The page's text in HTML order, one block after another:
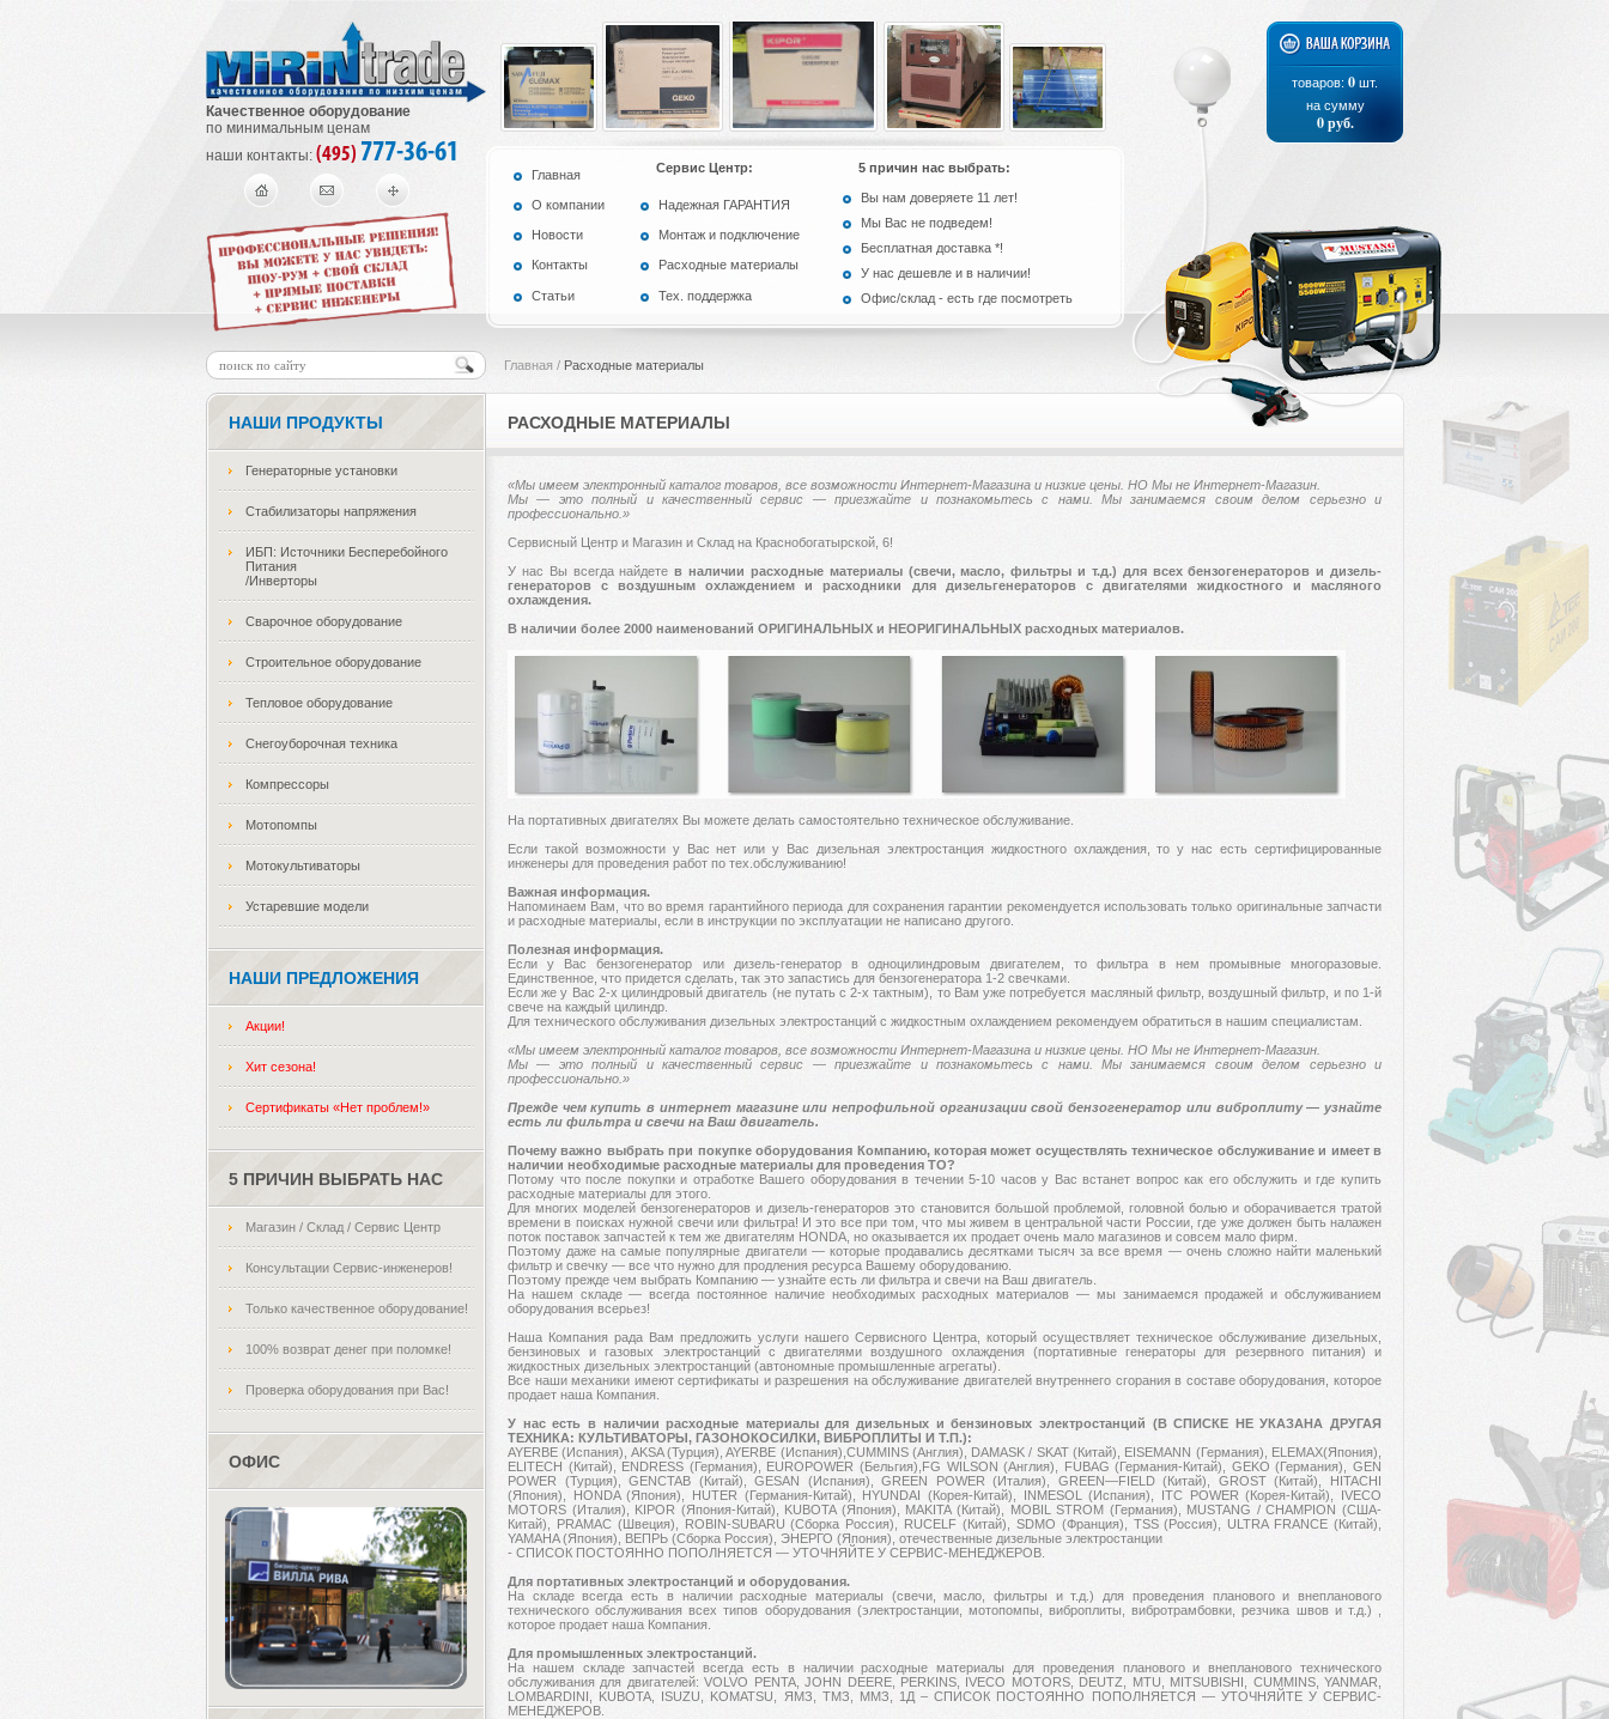
Качественное оборудование
по минимальным ценам
наши контакты: (495) 777-36-61
Главная
О компании
Новости
Контакты
Статьи
Сервис Центр:
Надежная ГАРАНТИЯ
Монтаж и подключение
Расходные материалы
Тех. поддержка
5 причин нас выбрать:
Вы нам доверяете 11 лет!
Мы Вас не подведем!
Бесплатная доставка *!
У нас дешевле и в наличии!
Офис/склад - есть где посмотреть
товаров: 0 шт.
на сумму
0руб.
Главная / Расходные материалы
НАШИ ПРОДУКТЫ
Генераторные установки
Стабилизаторы напряжения
ИБП: Источники Бесперебойного
Питания
/Инверторы
Сварочное оборудование
Строительное оборудование
Тепловое оборудование
Снегоуборочная техника
Компрессоры
Мотопомпы
Мотокультиваторы
Устаревшие модели
НАШИ ПРЕДЛОЖЕНИЯ
Акции!
Хит сезона!
Сертификаты «Нет проблем!»
5 ПРИЧИН ВЫБРАТЬ НАС
Магазин / Склад / Сервис Центр
Консультации Сервис-инженеров!
Только качественное оборудование!
100% возврат денег при поломке!
Проверка оборудования при Вас!
ОФИС
РАСХОДНЫЕ МАТЕРИАЛЫ
«Мы имеем электронный каталог товаров, все возможности Интернет-Магазина и низкие цены. НО Мы не Интернет-Магазин.
Мы — это полный и качественный сервис — приезжайте и познакомьтесь с нами. Мы занимаемся своим делом серьезно и
профессионально.»
Сервисный Центр и Магазин и Склад на Краснобогатырской, 6!
У нас Вы всегда найдетев наличии расходные материалы (свечи, масло, фильтры и т.д.) для всех бензогенераторов и дизель-
генераторов с воздушным охлаждением и расходники для дизельгенераторов с двигателями жидкостного и масляного
охлаждения.
В наличии более 2000 наименований ОРИГИНАЛЬНЫХ и НЕОРИГИНАЛЬНЫХ расходных материалов.
На портативных двигателях Вы можете делать самостоятельно техническое обслуживание.
Если такой возможности у Вас нет или у Вас дизельная электростанция жидкостного охлаждения, то у нас есть сертифицированные
инженеры для проведения работ по тех.обслуживанию!
Важная информация.
Напоминаем Вам, что во время гарантийного периода для сохранения гарантии рекомендуется использовать только оригинальные запчасти
и расходные материалы, если в инструкции по эксплуатации не написано другого.
Полезная информация.
Если у Вас бензогенератор или дизель-генератор в одноцилиндровым двигателем, то фильтра в нем промывные многоразовые.
Единственное, что придется сделать, так это запастись для бензогенератора 1-2 свечками.
Если же у Вас 2-х цилиндровый двигатель (не путать с 2-х тактным), то Вам уже потребуется масляный фильтр, воздушный фильтр, и по 1-й
свече на каждый цилиндр.
Для технического обслуживания дизельных электростанций с жидкостным охлаждением рекомендуем обратиться в нашим специалистам.
«Мы имеем электронный каталог товаров, все возможности Интернет-Магазина и низкие цены. НО Мы не Интернет-Магазин.
Мы — это полный и качественный сервис — приезжайте и познакомьтесь с нами. Мы занимаемся своим делом серьезно и
профессионально.»
Прежде чем купить в интернет магазине или непрофильной организации свой бензогенератор или виброплиту — узнайте
есть ли фильтра и свечи на Ваш двигатель.
Почему важно выбрать при покупке оборудования Компанию, которая может осуществлять техническое обслуживание и имеет в
наличии необходимые расходные материалы для проведения ТО?
Потому что после покупки и отработке Вашего оборудования в течении 5-10 часов у Вас встанет вопрос как его обслужить и где купить
расходные материалы для этого.
Для многих моделей бензогенераторов и дизель-генераторов это становится большой проблемой, головной болью и оборачивается тратой
времени в поисках нужной свечи или фильтра! И это все при том, что мы живем в центральной части России, где уже должен быть налажен
поток поставок запчастей к тем же двигателям HONDA, но оказывается их продает очень мало магазинов и совсем мало фирм.
Поэтому даже на самые популярные двигатели — которые продавались десятками тысяч за все время — очень сложно найти маленький
фильтр и свечку — все что нужно для продления ресурса Вашему оборудованию.
Поэтому прежде чем выбрать Компанию — узнайте есть ли фильтра и свечи на Ваш двигатель.
На нашем складе — всегда постоянное наличие необходимых расходных материалов — мы занимаемся продажей и обслуживанием
оборудования всерьез!
Наша Компания рада Вам предложить услуги нашего Сервисного Центра, который осуществляет техническое обслуживание дизельных,
бензиновых и газовых электростанций с двигателями воздушного охлаждения (портативные генераторы для резервного питания) и
жидкостных дизельных электростанций (автономные промышленные агрегаты).
Все наши механики имеют сертификаты и разрешения на обслуживание двигателей внутреннего сгорания в составе оборудования, которое
продает наша Компания.
У нас есть в наличии расходные материалы для дизельных и бензиновых электростанций (В СПИСКЕ НЕ УКАЗАНА ДРУГАЯ
ТЕХНИКА: КУЛЬТИВАТОРЫ, ГАЗОНОКОСИЛКИ, ВИБРОПЛИТЫ И Т.П.):
AYERBE (Испания), AKSA (Турция), AYERBE (Испания),CUMMINS (Англия), DAMASK / SKAT (Китай), EISEMANN (Германия), ELEMAX(Япония),
ELITECH (Китай), ENDRESS (Германия), EUROPOWER (Бельгия),FG WILSON (Англия), FUBAG (Германия-Китай), GEKO (Германия), GEN
POWER (Турция), GENCTAB (Китай), GESAN (Испания), GREEN POWER (Италия), GREEN—FIELD (Китай), GROST (Китай), HITACHI
(Япония), HONDA (Япония), HUTER (Германия-Китай), HYUNDAI (Корея-Китай), INMESOL (Испания), ITC POWER (Корея-Китай), IVECO
MOTORS (Италия), KIPOR (Япония-Китай), KUBOTA (Япония), MAKITA (Китай), MOBIL STROM (Германия), MUSTANG / CHAMPION (США-
Китай), PRAMAC (Швеция), ROBIN-SUBARU (Сборка Россия), RUCELF (Китай), SDMO (Франция), ТSS (Россия), ULTRA FRANCE (Китай),
YAMAHA (Япония), ВЕПРЬ (Сборка Россия), ЭНЕРГО (Япония), отечественные дизельные электростанции
- СПИСОК ПОСТОЯННО ПОПОЛНЯЕТСЯ — УТОЧНЯЙТЕ У СЕРВИС-МЕНЕДЖЕРОВ.
Для портативных электростанций и оборудования.
На складе всегда есть в наличии расходные материалы (свечи, масло, фильтры и т.д.) для проведения планового и внепланового
технического обслуживания всех типов оборудования (электростанции, мотопомпы, виброплиты, вибротрамбовки, резчика швов и т.д.) ,
которое продает наша Компания.
Для промышленных электростанций.
На нашем складе запчастей всегда есть в наличии расходные материалы для проведения планового и внепланового технического
обслуживания для двигателей:VOLVO PENTA, JOHN DEERE, PERKINS, IVECO MOTORS, DEUTZ, MTU, MITSUBISHI, CUMMINS, YANMAR,
LOMBARDINI, KUBOTA, ISUZU, KOMATSU,
ЯМЗ, ТМЗ, ММЗ, 1Д–СПИСОК ПОСТОЯННО ПОПОЛНЯЕТСЯ — УТОЧНЯЙТЕ У СЕРВИС-
МЕНЕДЖЕРОВ.